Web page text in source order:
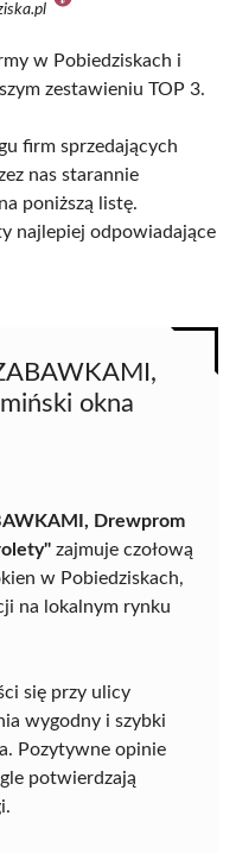
w Pobiedziskach i
zestawieniu TOP 3.
firm sprzedających
nas starannie
poniższą listę.
najlepiej odpowiadające
okna
Drewprom
zajmuje czołową
w Pobiedziskach,
na lokalnym rynku
się przy ulicy
wygodny i szybki
Pozytywne opinie
potwierdzają